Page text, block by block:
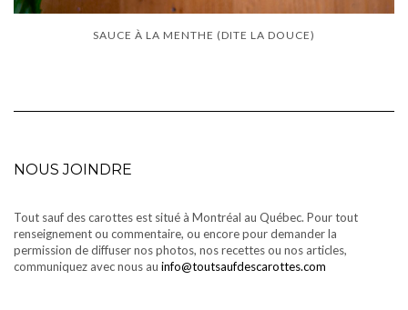
SAUCE À LA MENTHE (DITE LA DOUCE)
NOUS JOINDRE
Tout sauf des carottes est situé à Montréal au Québec. Pour tout
renseignement ou commentaire, ou encore pour demander la
permission de diffuser nos photos, nos recettes ou nos articles,
communiquez avec nous au info@toutsaufdescarottes.com